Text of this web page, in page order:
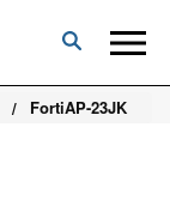
FortiAP-23JK